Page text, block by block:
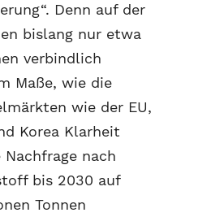
Denn auf der
bislang nur etwa
verbindlich
Maße, wie die
wie der EU,
Korea Klarheit
nach
bis 2030 auf
Tonnen